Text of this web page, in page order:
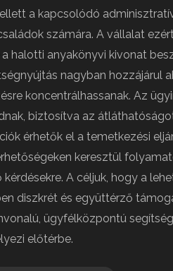
a kapcsolódó
számára. A vállalat
halotti anyakönyvi kivonat
nagyban hozzájárul
koncentrálhassanak. Az
biztosítva az
érhetők el a temetkezési
keresztül
A céljuk, hogy a
diszkrét és együttérző
ügyfélközpontú
előtérbe.